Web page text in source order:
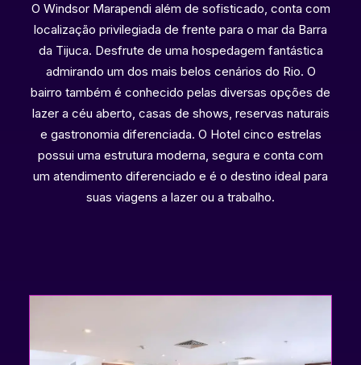
O Windsor Marapendi além de sofisticado, conta com
localização privilegiada de frente para o mar da Barra
da Tijuca. Desfrute de uma hospedagem fantástica
admirando um dos mais belos cenários do Rio. O
bairro também é conhecido pelas diversas opções de
lazer a céu aberto, casas de shows, reservas naturais
e gastronomia diferenciada. O Hotel cinco estrelas
possui uma estrutura moderna, segura e conta com
um atendimento diferenciado e é o destino ideal para
suas viagens a lazer ou a trabalho.